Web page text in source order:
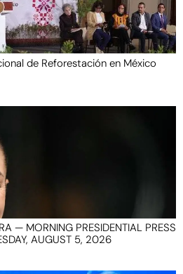
de Reforestación en México
— MORNING PRESIDENTIAL PRESS
AUGUST 5, 2026